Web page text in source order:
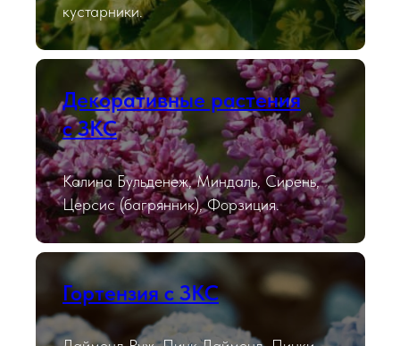
кустарники.
Декоративные растения
с ЗКС
Калина Бульденеж, Миндаль, Сирень,
Церсис (багрянник), Форзиция.
Гортензия с ЗКС